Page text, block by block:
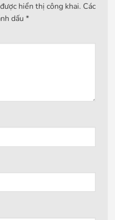
hiển thị công khai. Các
dấu *